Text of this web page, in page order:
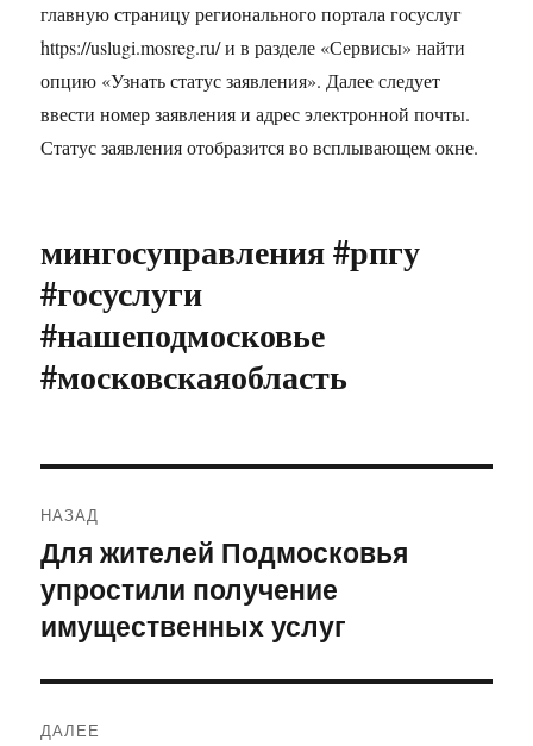
главную страницу регионального портала госуслуг
https://uslugi.mosreg.ru/ и в разделе «Сервисы» найти
опцию «Узнать статус заявления». Далее следует
ввести номер заявления и адрес электронной почты.
Статус заявления отобразится во всплывающем окне.
мингосуправления #рпгу
#госуслуги
#нашеподмосковье
#московскаяобласть
по
записям
НАЗАД
Предыдущая
запись:
Для жителей Подмосковья
упростили получение
имущественных услуг
ДАЛЕЕ